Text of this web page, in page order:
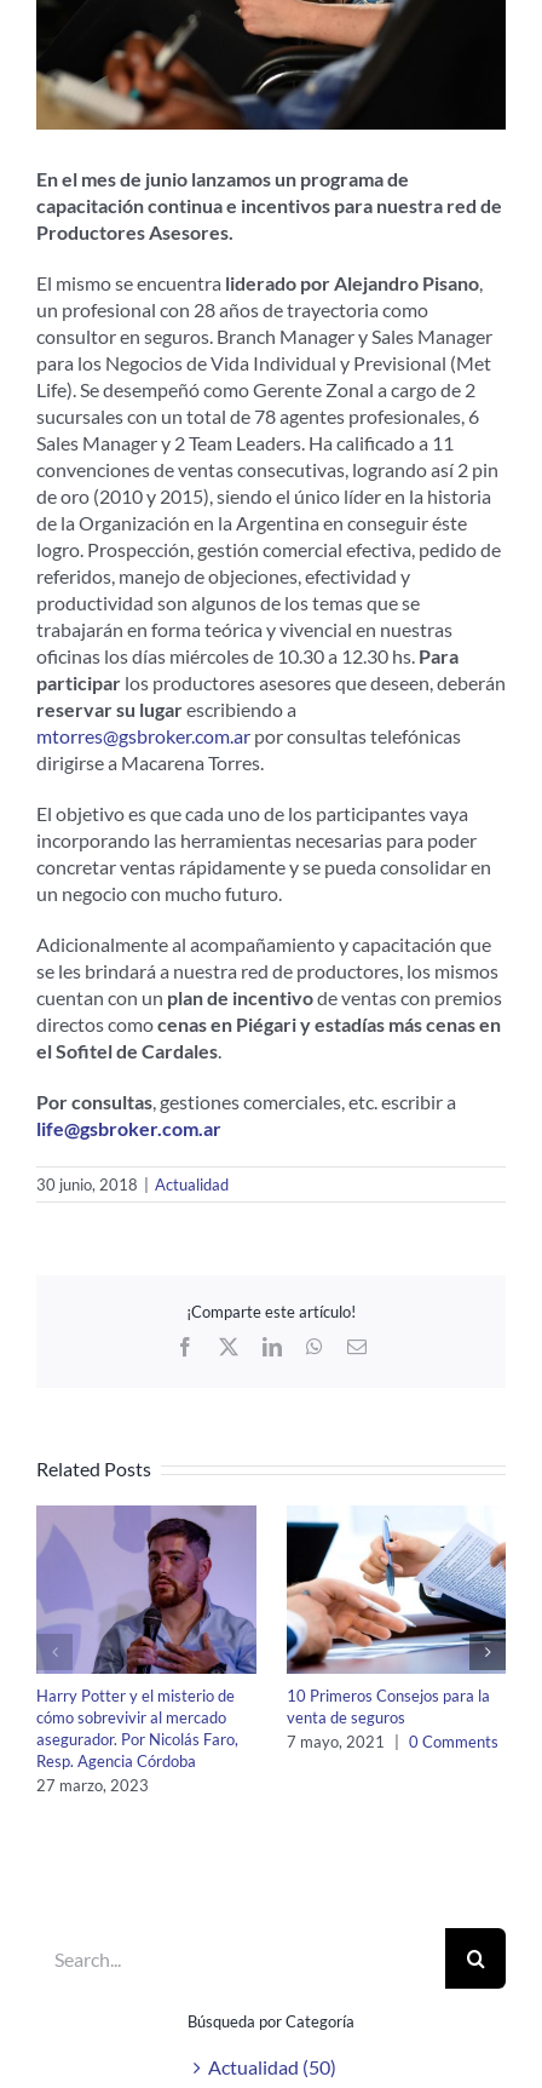
En el mes de junio lanzamos un programa de
capacitación continua e incentivos para nuestra red de
Productores Asesores.
El mismo se encuentra liderado por Alejandro Pisano,
un profesional con 28 años de trayectoria como
consultor en seguros. Branch Manager y Sales Manager
para los Negocios de Vida Individual y Previsional (Met
Life). Se desempeñó como Gerente Zonal a cargo de 2
sucursales con un total de 78 agentes profesionales, 6
Sales Manager y 2 Team Leaders. Ha calificado a 11
convenciones de ventas consecutivas, logrando así 2 pin
de oro (2010 y 2015), siendo el único líder en la historia
de la Organización en la Argentina en conseguir éste
logro. Prospección, gestión comercial efectiva, pedido de
referidos, manejo de objeciones, efectividad y
productividad son algunos de los temas que se
trabajarán en forma teórica y vivencial en nuestras
oficinas los días miércoles de 10.30 a 12.30 hs. Para
participar los productores asesores que deseen, deberán
reservar su lugarescribiendo a
mtorres@gsbroker.com.ar por consultas telefónicas
dirigirse a Macarena Torres.
El objetivo es que cada uno de los participantes vaya
incorporando las herramientas necesarias para poder
concretar ventas rápidamente y se pueda consolidar en
un negocio con mucho futuro.
Adicionalmente al acompañamiento y capacitación que
se les brindará a nuestra red de productores, los mismos
cuentan con un plan de incentivode ventas con premios
directos comocenas en Piégari y estadías más cenas en
el Sofitel de Cardales.
Por consultas, gestiones comerciales, etc. escribir a
life@gsbroker.com.ar
30 junio, 2018 Actualidad
¡Comparte este artículo!
Facebook
LinkedInWhatsApp
Email
Related Posts
Harry Potter y el misterio de
cómo sobrevivir al mercado
asegurador. Por Nicolás Faro,
Resp. Agencia Córdoba
27 marzo, 2023
10 Primeros Consejos para la
venta de seguros
7 mayo, 2021
0 Comments
for:
Búsqueda por Categoría
Actualidad (50)